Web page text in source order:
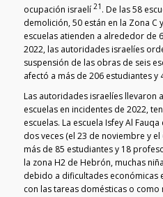
ocupación israelí 21 . De las 58
demolición, 50 están en la Zona C
escuelas atienden a alrededor de
2022, las autoridades israelíes
suspensión de las obras de seis
afectó a más de 206 estudiantes y
Las autoridades israelíes llevaron
escuelas en incidentes de 2022,
escuelas. La escuela Isfey Al
dos veces (el 23 de noviembre y
más de 85 estudiantes y 18
la zona H2 de Hebrón, muchas
debido a dificultades económicas
con las tareas domésticas o